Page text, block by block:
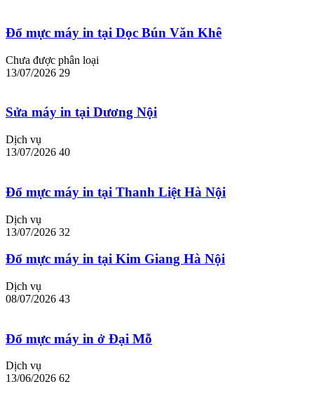
Đổ mực máy in tại Dọc Bún Văn Khê
Chưa được phân loại
13/07/2026 29
Sửa máy in tại Dương Nội
Dịch vụ
13/07/2026 40
Đổ mực máy in tại Thanh Liệt Hà Nội
Dịch vụ
13/07/2026 32
Đổ mực máy in tại Kim Giang Hà Nội
Dịch vụ
08/07/2026 43
Đổ mực máy in ở Đại Mỗ
Dịch vụ
13/06/2026 62